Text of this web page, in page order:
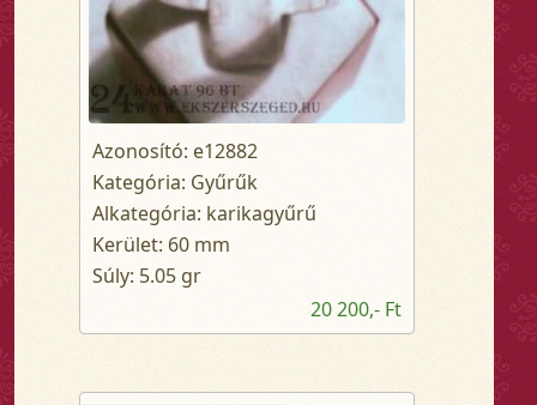
Azonosító: e12882
Kategória: Gyűrűk
Alkategória: karikagyűrű
Kerület: 60 mm
Súly: 5.05 gr
20 200,- Ft